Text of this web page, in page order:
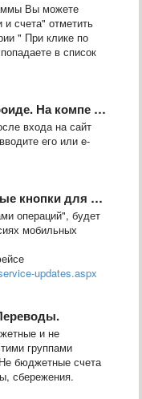
Вы можете
и счета" отметить
" При клике по
в список
компе все норм!
входа на сайт
его или e-
для добавления
операций", будет
мобильных
updates.aspx
и не
группами
бюджетные счета
сбережения.